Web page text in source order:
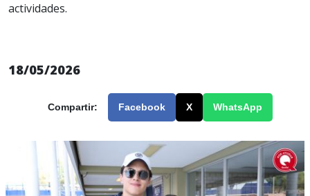
actividades.
18/05/2026
Compartir: Facebook X WhatsApp